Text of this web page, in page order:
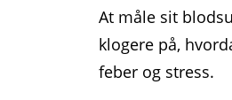
lavt.
At måle sit
klogere på,
feber og stress.